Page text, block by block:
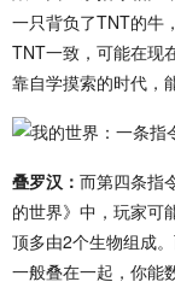
一只背负了TNT的牛
TNT一致，可能在现
靠自学摸索的时代，
叠罗汉： 而第四条指
的世界》中，玩家可
顶多由2个生物组成
一般叠在一起，你能